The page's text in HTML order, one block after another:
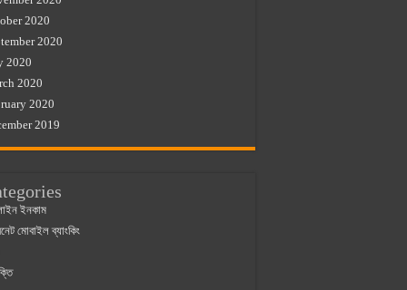
2020
2020
2020
2020
2020
2019
ইনকাম
মোবাইল ব্যাংকিং